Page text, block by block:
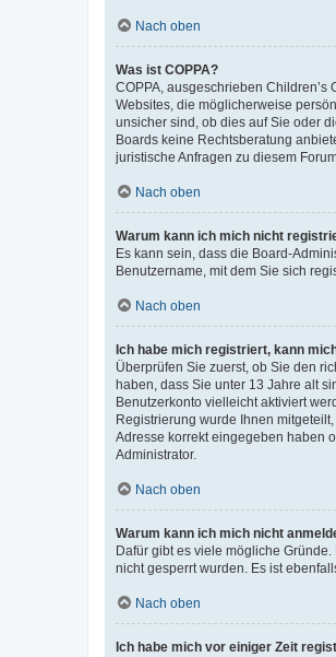
Nach oben
Was ist COPPA?
COPPA, ausgeschrieben
Websites, die möglicherweise
unsicher sind, ob dies auf Sie oder
Boards keine Rechtsberatung
juristische Anfragen zu diesem
Nach oben
Warum kann ich mich nicht
Es kann sein, dass die Board-
Benutzername, mit dem Sie sich
Nach oben
Ich habe mich registriert, kann
Überprüfen Sie zuerst, ob Sie den
haben, dass Sie unter 13 Jahre alt
Benutzerkonto vielleicht aktiviert
Registrierung wurde Ihnen
Adresse korrekt eingegeben haben
Administrator.
Nach oben
Warum kann ich mich nicht
Dafür gibt es viele mögliche
nicht gesperrt wurden. Es ist
Nach oben
Ich habe mich vor einiger Zeit